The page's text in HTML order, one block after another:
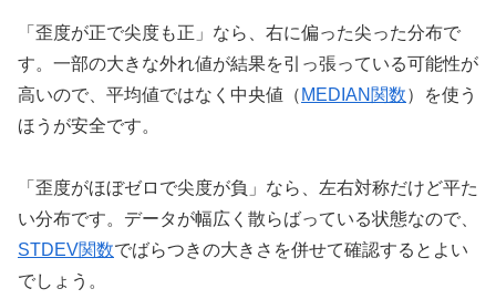
「歪度が正で尖度も正」なら、右に偏った尖った分布で
す。一部の大きな外れ値が結果を引っ張っている可能性が
高いので、平均値ではなく中央値（ MEDIAN関数）を使う
ほうが安全です。
「歪度がほぼゼロで尖度が負」なら、左右対称だけど平た
い分布です。データが幅広く散らばっている状態なので、
STDEV関数でばらつきの大きさを併せて確認するとよい
でしょう。